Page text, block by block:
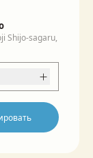
Shijo-sagaru,